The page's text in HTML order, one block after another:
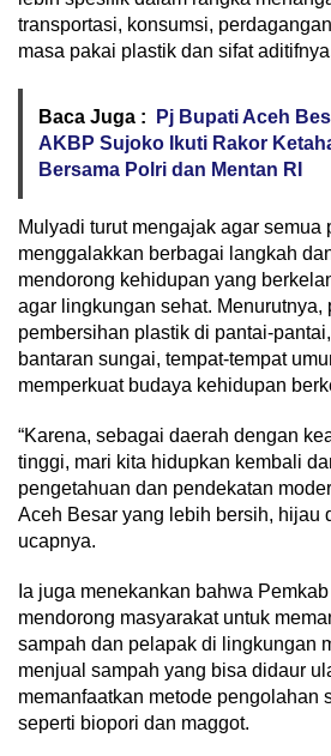
transportasi, konsumsi,
masa pakai plastik dan sifat
Baca Juga :
Pj Bupati Aceh
AKBP Sujoko Ikuti Rakor
Bersama Polri dan Mentan RI
Mulyadi turut mengajak agar semua
menggalakkan berbagai langkah
mendorong kehidupan yang
agar lingkungan sehat. Menurutnya,
pembersihan plastik di pantai-
bantaran sungai, tempat-tempat
memperkuat budaya kehidupan
“Karena, sebagai daerah dengan
tinggi, mari kita hidupkan kembali
pengetahuan dan pendekatan
Aceh Besar yang lebih bersih, hijau
ucapnya.
Ia juga menekankan bahwa
mendorong masyarakat untuk
sampah dan pelapak di lingkungan
menjual sampah yang bisa didaur
memanfaatkan metode pengolahan
seperti biopori dan maggot.